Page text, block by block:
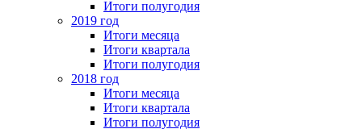
Итоги полугодия
2019 год
Итоги месяца
Итоги квартала
Итоги полугодия
2018 год
Итоги месяца
Итоги квартала
Итоги полугодия